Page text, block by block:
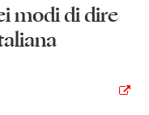
modi di dire